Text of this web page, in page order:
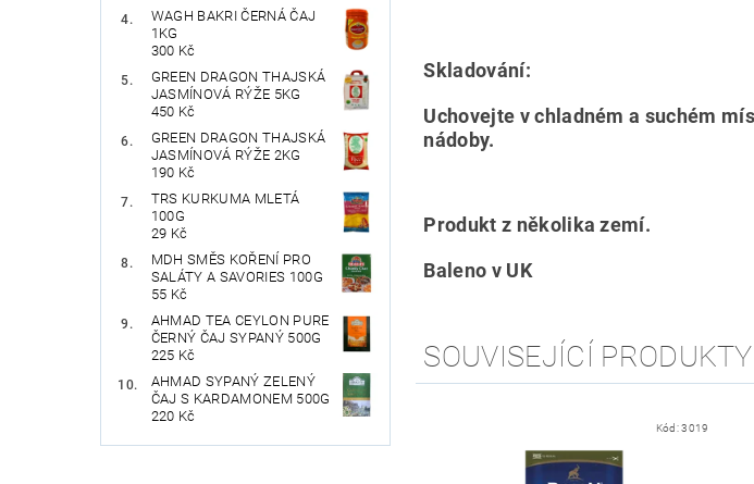
WAGH BAKRI ČERNÁ ČAJ
1KG
300 Kč
GREEN DRAGON THAJSKÁ
JASMÍNOVÁ RÝŽE 5KG
450 Kč
GREEN DRAGON THAJSKÁ
JASMÍNOVÁ RÝŽE 2KG
190 Kč
TRS KURKUMA MLETÁ
100G
29 Kč
MDH SMĚS KOŘENÍ PRO
SALÁTY A SAVORIES 100G
55 Kč
AHMAD TEA CEYLON PURE
ČERNÝ ČAJ SYPANÝ 500G
225 Kč
AHMAD SYPANÝ ZELENÝ
ČAJ S KARDAMONEM 500G
220 Kč
Skladování:
Uchovejte v chladném a suchém
nádoby.
Produkt z několika zemí.
Baleno v UK
SOUVISEJÍCÍ PRODUKTY
Kód:3019